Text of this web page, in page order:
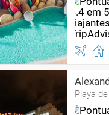
Playa